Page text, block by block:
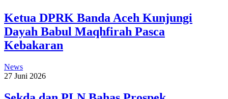
Ketua DPRK Banda Aceh Kunjungi
Dayah Babul Maqhfirah Pasca
Kebakaran
News
27 Juni 2026